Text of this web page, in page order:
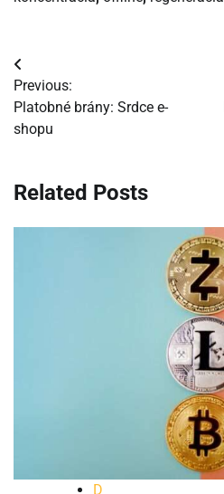
Navigácia
v
článku
Previous:
Platobné brány: Srdce e-
shopu
Related Posts
D